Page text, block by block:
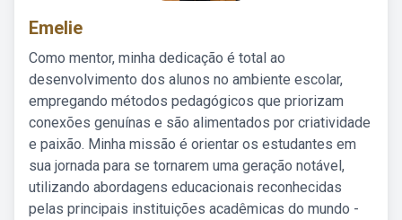
Emelie
Como mentor, minha dedicação é total ao
desenvolvimento dos alunos no ambiente escolar,
empregando métodos pedagógicos que priorizam
conexões genuínas e são alimentados por criatividade
e paixão. Minha missão é orientar os estudantes em
sua jornada para se tornarem uma geração notável,
utilizando abordagens educacionais reconhecidas
pelas principais instituições acadêmicas do mundo -